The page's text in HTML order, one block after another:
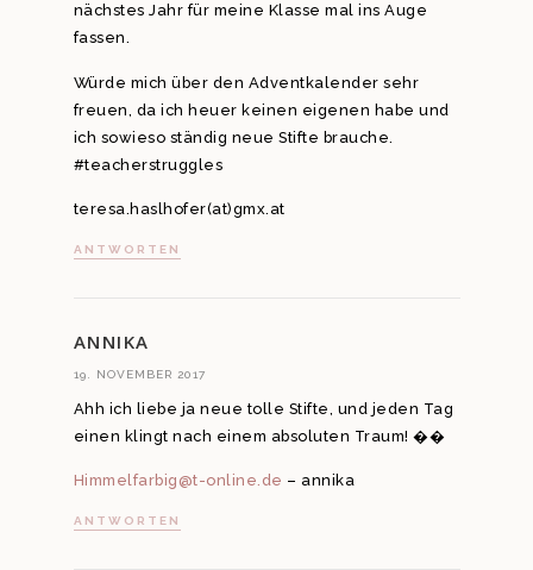
nächstes Jahr für meine Klasse mal ins Auge
fassen.
Würde mich über den Adventkalender sehr
freuen, da ich heuer keinen eigenen habe und
ich sowieso ständig neue Stifte brauche.
#teacherstruggles
teresa.haslhofer(at)gmx.at
ANTWORTEN
ANNIKA
19. NOVEMBER 2017
Ahh ich liebe ja neue tolle Stifte, und jeden Tag
einen klingt nach einem absoluten Traum! ��
Himmelfarbig@t-online.de – annika
ANTWORTEN